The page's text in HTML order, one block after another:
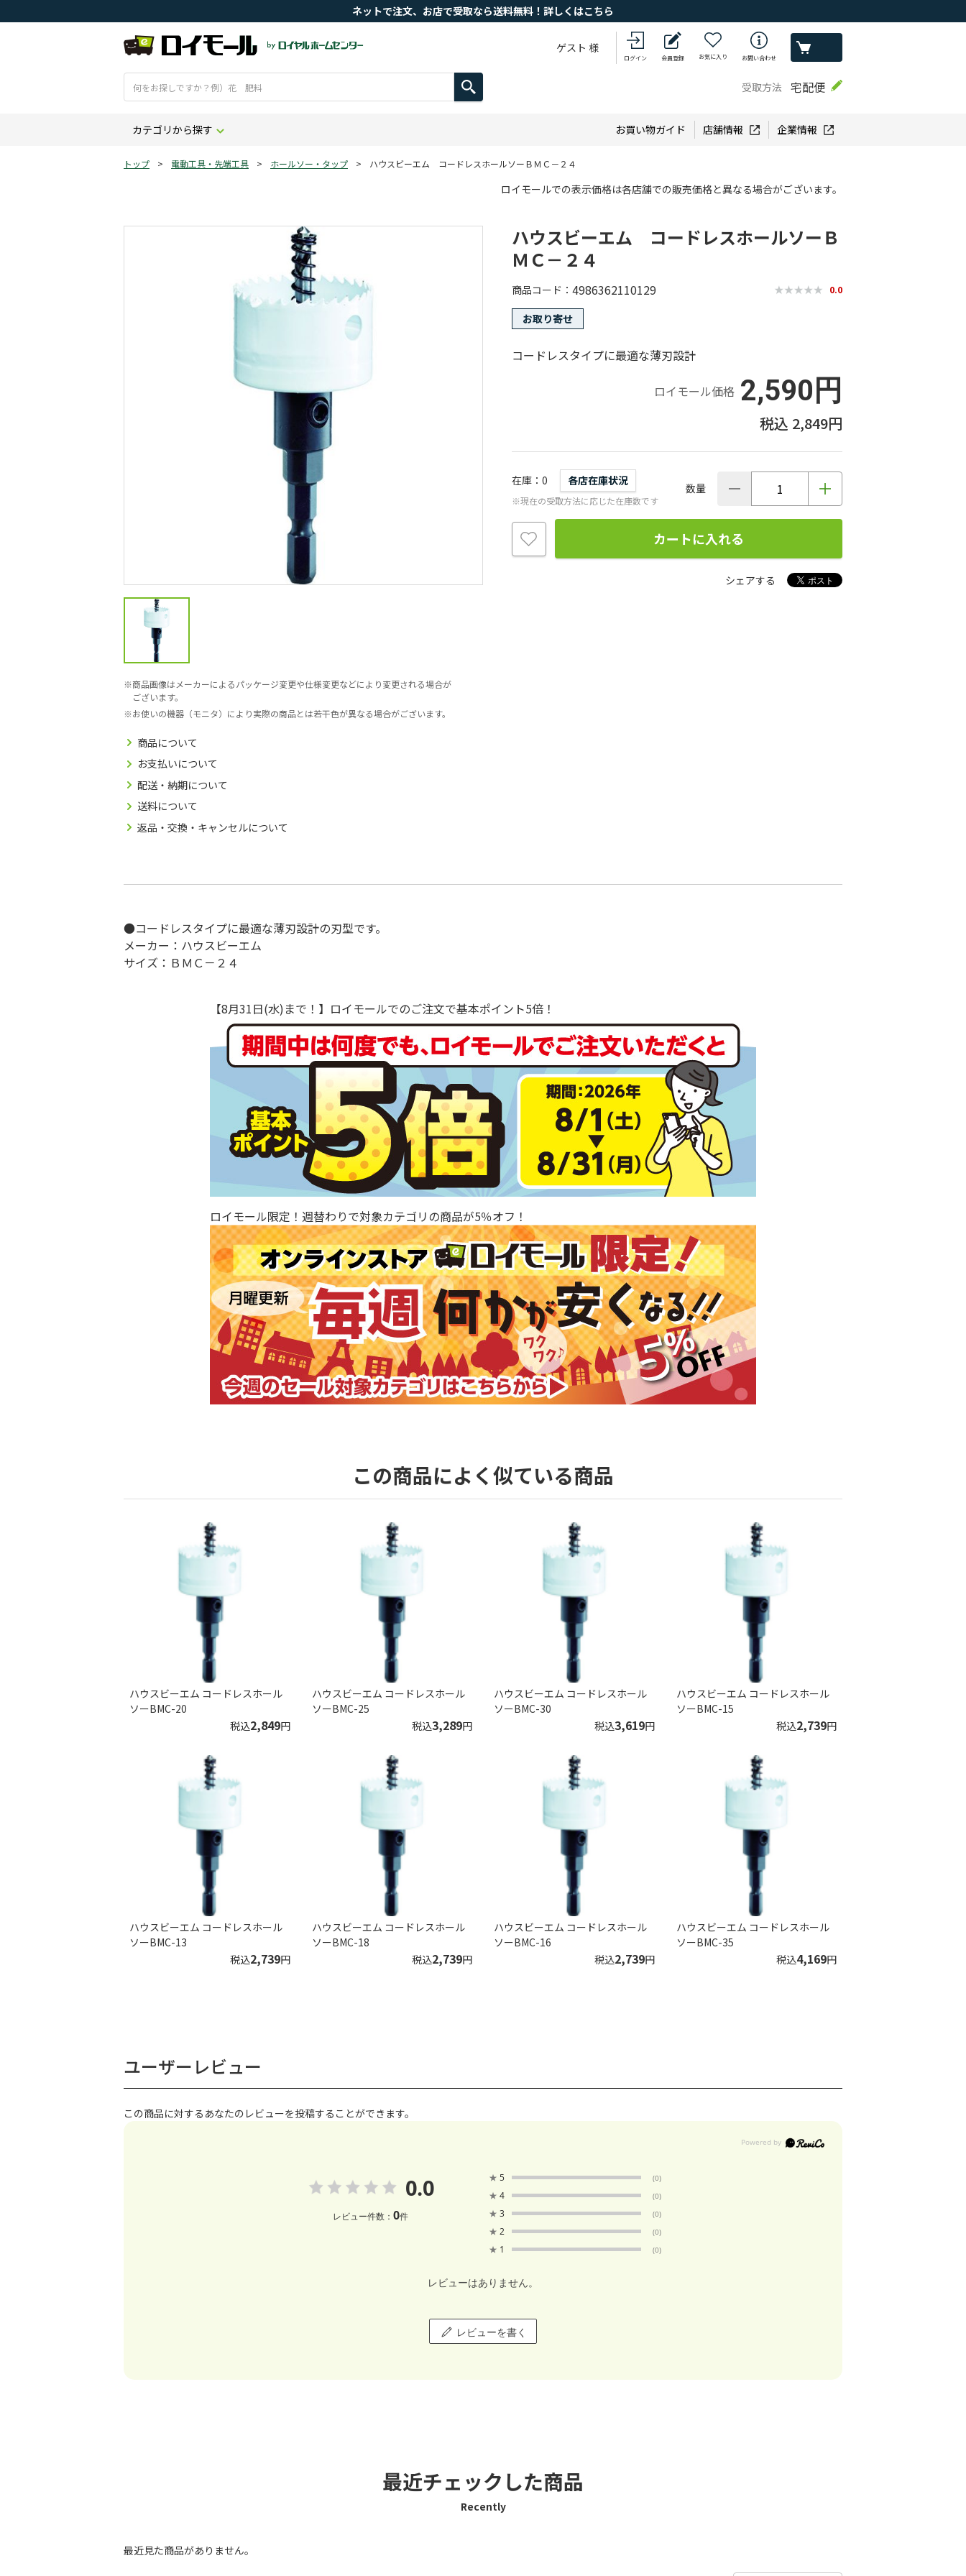
ネットで注文、お店で受取なら送料無料！詳しくはこちら
ゲスト 様
ログイン 会員登録 お気に入り お問い合わせ
受取方法 宅配便
カテゴリから探す お買い物ガイド 店舗情報 企業情報
トップ > 電動工具・先端工具 > ホールソー・タップ > ハウスビーエム コードレスホールソーＢＭＣ－２４
ロイモールでの表示価格は各店舗での販売価格と異なる場合がございます。
商品画像はメーカーによるパッケージ変更や仕様変更などにより変更される場合が
ございます。
お使いの機器（モニタ）により実際の商品とは若干色が異なる場合がございます。
商品について
お支払いについて
配送・納期について
送料について
返品・交換・キャンセルについて
ハウスビーエム コードレスホールソーＢ
ＭＣ－２４
商品コード 4986362110129 0.0
お取り寄せ
コードレスタイプに最適な薄刃設計
ロイモール価格 2,590円
2,849円
在庫 0 各店在庫状況
※現在の受取方法に応じた在庫数です
数量
カートに入れる
シェアする
●コードレスタイプに最適な薄刃設計の刃型です。
メーカー：ハウスビーエム
サイズ：ＢＭＣ－２４
【8月31日(水)まで！】ロイモールでのご注文で基本ポイント5倍！
ロイモール限定！週替わりで対象カテゴリの商品が5％オフ！
この商品によく似ている商品
ハウスビーエム コードレスホール
ソーBMC-20
税込2,849円
ハウスビーエム コードレスホール
ソーBMC-25
税込3,289円
ハウスビーエム コードレスホール
ソーBMC-30
税込3,619円
ハウスビーエム コードレスホール
ソーBMC-15
税込2,739円
ハウスビーエム コードレスホール
ソーBMC-13
税込2,739円
ハウスビーエム コードレスホール
ソーBMC-18
税込2,739円
ハウスビーエム コードレスホール
ソーBMC-16
税込2,739円
ハウスビーエム コードレスホール
ソーBMC-35
税込4,169円
ユーザーレビュー
この商品に対するあなたのレビューを投稿することができます。
0.0
レビュー件数： 0件
★ 5 (0)
★ 4 (0)
★ 3 (0)
★ 2 (0)
★ 1 (0)
レビューはありません。
レビューを書く
最近チェックした商品
Recently
最近見た商品がありません。